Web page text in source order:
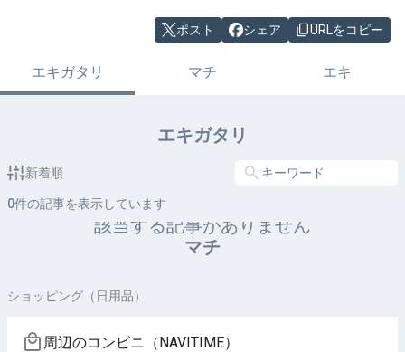
ポスト シェア URLをコピー
エキガタリ マチ エキ
エキガタリ
新着順
0件の記事を表示しています
該当する記事がありません
マチ
ショッピング（日用品）
周辺のコンビニ（NAVITIME）